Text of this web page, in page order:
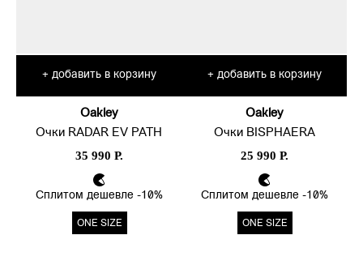
+ добавить в корзину
Oakley
Очки RADAR EV PATH
35 990 Р.
Сплитом дешевле -10%
ONE SIZE
+ добавить в корзину
Oakley
Очки BISPHAERA
25 990 Р.
Сплитом дешевле -10%
ONE SIZE